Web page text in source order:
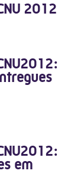
2012
em